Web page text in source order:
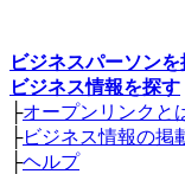
ビジネスパーソンを
ビジネス情報を探す
├オープンリンクと
├ビジネス情報の掲
├ヘルプ